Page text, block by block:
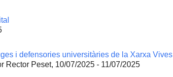
i defensories universitàries de la Xarxa Vives
Rector Peset, 10/07/2025 - 11/07/2025